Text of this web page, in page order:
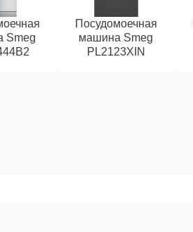
Smeg
Посудомоечная
машина Smeg
PL2123XIN